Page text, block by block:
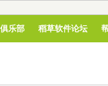
俱乐部 稻草软件论坛